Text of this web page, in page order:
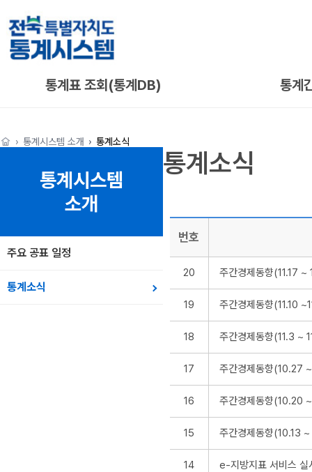
통계표 조회(통계DB) 통계
통계시스템 소개 통계소식
통계시스템
소개
주요 공표 일정
통계소식
통계소식
번호
20 주간경제동향(11.17 ~
19 주간경제동향(11.10
18 주간경제동향(11.3 ~
17 주간경제동향(10.27
16 주간경제동향(10.20
15 주간경제동향(10.13
14 e-지방지표 서비스 실